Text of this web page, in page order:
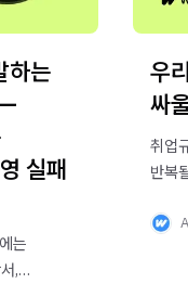
하는
실패
는
,
우
싸
취업
반복
기준